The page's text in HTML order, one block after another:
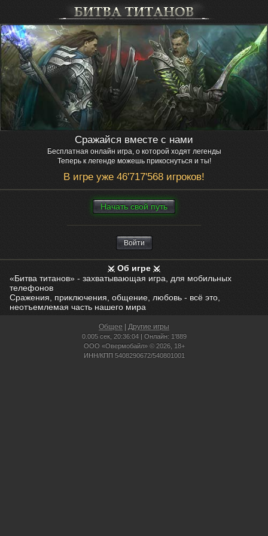
Сражайся вместе с нами
Бесплатная онлайн игра, о которой ходят легенды
Теперь к легенде можешь прикоснуться и ты!
В игре уже 46'717'568 игроков!
Нaчaть свой путь
Войти
Об игре
«Битва титанов» - захватывающая игра, для мобильных
телефонов
Сражения, приключения, общение, любовь - всё это,
неотъемлемая часть нашего мира
Общее Другие игры
0.005 сек, 20:36:04 | Онлайн: 1'889
ООО «Овермобайл» © 2026, 18+
ИНН/КПП 5408290672/540801001